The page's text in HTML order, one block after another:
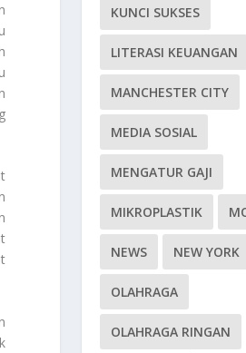
KUNCI SUKSES
LITERASI KEUANGAN
MANCHESTER CITY
MEDIA SOSIAL
MENGATUR GAJI
MIKROPLASTIK
NEWS NEW YORK
OLAHRAGA
OLAHRAGA RINGAN